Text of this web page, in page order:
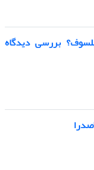
بررسی دیدگاه